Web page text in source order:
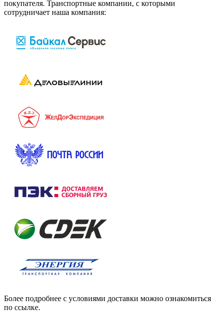
покупателя. Транспортные компании, с которыми
сотрудничает наша компания:
Более подробнее с условиями доставки можно ознакомиться
по ссылке.